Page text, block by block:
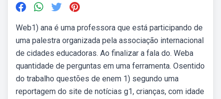
Web1) ana é uma professora que está participando de
uma palestra organizada pela associação internacional
de cidades educadoras. Ao finalizar a fala do. Weba
quantidade de perguntas em uma ferramenta. Osentido
do trabalho questões de enem 1) segundo uma
reportagem do site de notícias g1, crianças, com idade